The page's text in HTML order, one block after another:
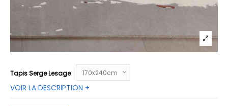
Tapis Serge Lesage
VOIR LA DESCRIPTION +